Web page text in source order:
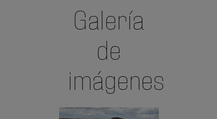
Galería
de
imágenes